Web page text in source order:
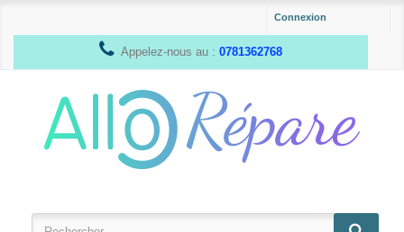
Connexion
Appelez-nous au : 0781362768